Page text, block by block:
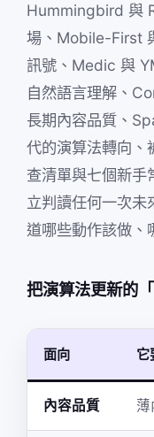
Hummingbird 與
場、Mobile-First
訊號、Medic 與
自然語言理解、
長期內容品質、
代的演算法轉向、
查清單與七個新手
立判讀任何一次未
道哪些動作該做、
把演算法更新的
面向 它
內容品質 薄